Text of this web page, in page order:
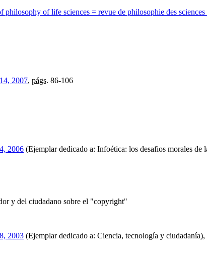
of life sciences = revue de philosophie des sciences
2007, págs. 86-106
2006 (Ejemplar dedicado a: Infoética: los desafios morales de
y del ciudadano sobre el "copyright"
2003 (Ejemplar dedicado a: Ciencia, tecnología y ciudadanía),